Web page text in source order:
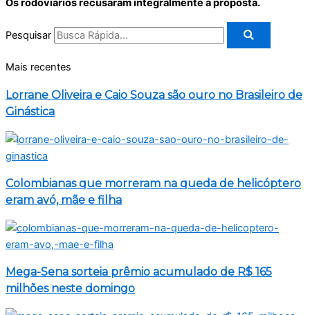
Os rodoviários recusaram integralmente a proposta.
Pesquisar
Mais recentes
Lorrane Oliveira e Caio Souza são ouro no Brasileiro de
Ginástica
Colombianas que morreram na queda de helicóptero
eram avó, mãe e filha
Mega-Sena sorteia prêmio acumulado de R$ 165
milhões neste domingo